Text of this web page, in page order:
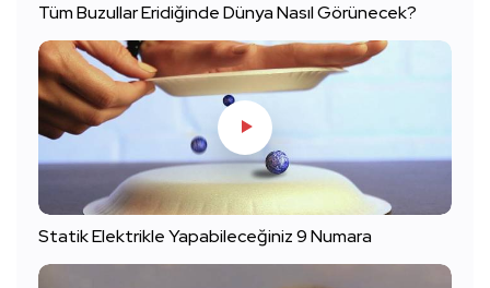
Tüm Buzullar Eridiğinde Dünya Nasıl Görünecek?
Statik Elektrikle Yapabileceğiniz 9 Numara